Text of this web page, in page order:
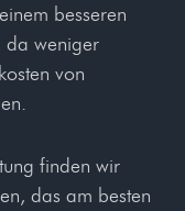
besseren
da weniger
von
finden wir
das am besten